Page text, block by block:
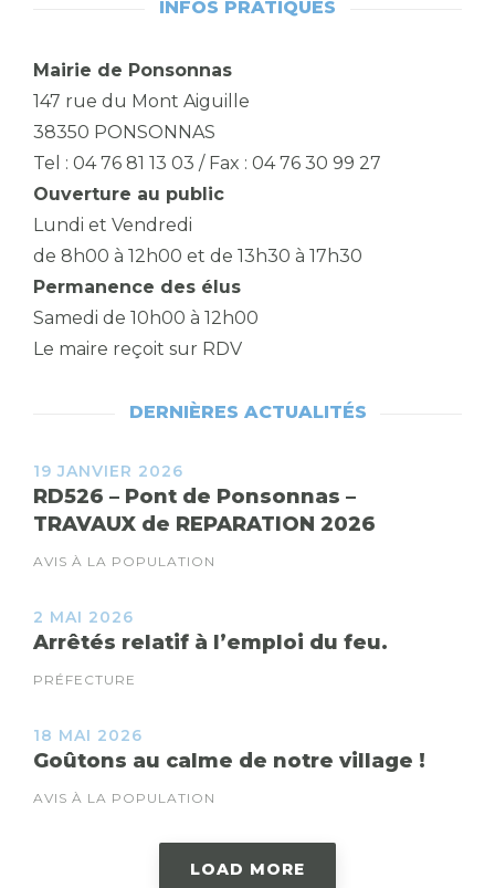
INFOS PRATIQUES
Mairie de Ponsonnas
147 rue du Mont Aiguille
38350 PONSONNAS
Tel : 04 76 81 13 03 / Fax : 04 76 30 99 27
Ouverture au public
Lundi et Vendredi
de 8h00 à 12h00 et de 13h30 à 17h30
Permanence des élus
Samedi de 10h00 à 12h00
Le maire reçoit sur RDV
DERNIÈRES ACTUALITÉS
19 JANVIER 2026
RD526 – Pont de Ponsonnas –
TRAVAUX de REPARATION 2026
AVIS À LA POPULATION
2 MAI 2026
Arrêtés relatif à l’emploi du feu.
PRÉFECTURE
18 MAI 2026
Goûtons au calme de notre village !
AVIS À LA POPULATION
LOAD MORE